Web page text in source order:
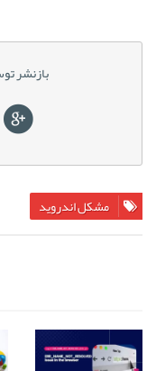
بازنشر
مشکل اندروید